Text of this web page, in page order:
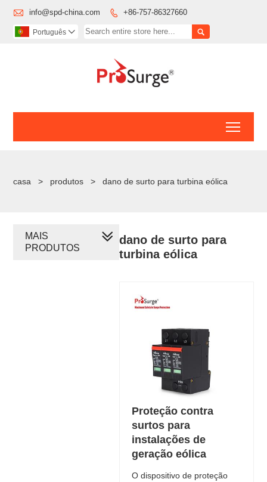
 info@spd-china.com  +86-757-86327660

Português 
casa > produtos > dano de surto para turbina eólica
dano de surto para
turbina eólica
Proteção contra
surtos para
instalações de
geração eólica
O dispositivo de proteção
MAIS
PRODUTOS